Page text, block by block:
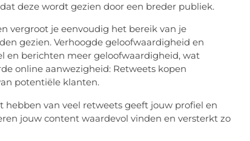
deze wordt gezien door een breder publiek.
vergroot je eenvoudig het bereik van je
gezien. Verhoogde geloofwaardigheid en
en berichten meer geloofwaardigheid, wat
online aanwezigheid: Retweets kopen
potentiële klanten.
hebben van veel retweets geeft jouw profiel en
jouw content waardevol vinden en versterkt zo